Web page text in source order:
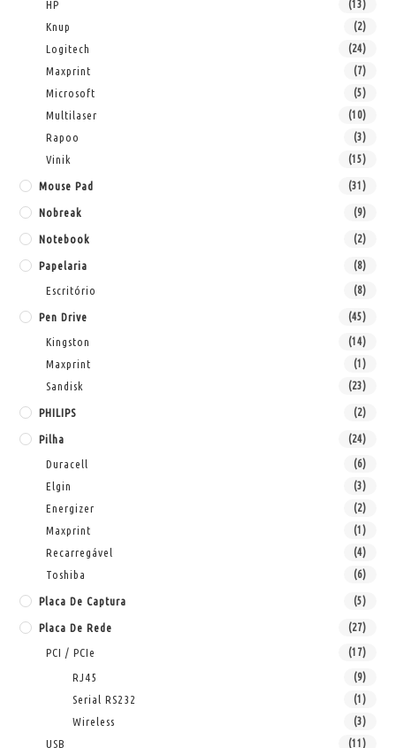
HP (13)
Knup (2)
Logitech (24)
Maxprint (7)
Microsoft (5)
Multilaser (10)
Rapoo (3)
Vinik (15)
Mouse Pad (31)
Nobreak (9)
Notebook (2)
Papelaria (8)
Escritório (8)
Pen Drive (45)
Kingston (14)
Maxprint (1)
Sandisk (23)
PHILIPS (2)
Pilha (24)
Duracell (6)
Elgin (3)
Energizer (2)
Maxprint (1)
Recarregável (4)
Toshiba (6)
Placa De Captura (5)
Placa De Rede (27)
PCI / PCIe (17)
RJ45 (9)
Serial RS232 (1)
Wireless (3)
USB (11)